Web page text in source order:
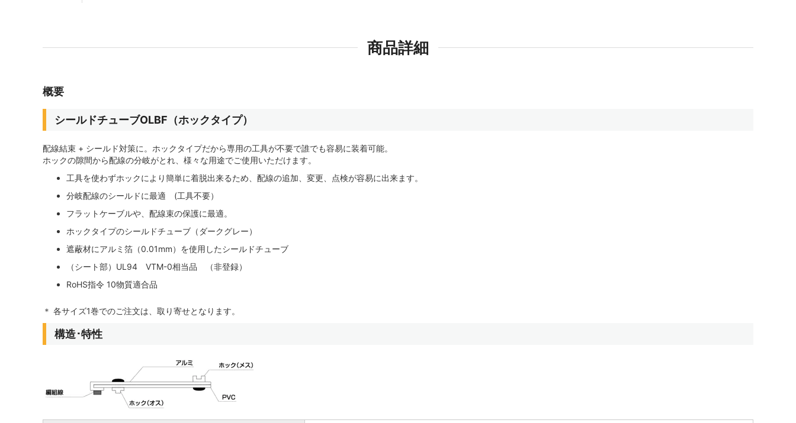
商品詳細
概要
シールドチューブOLBF（ホックタイプ）
配線結束 + シールド対策に。ホックタイプだから専用の工具が不要で誰でも容易に装着可能。
ホックの隙間から配線の分岐がとれ、様々な用途でご使用いただけます。
工具を使わずホックにより簡単に着脱出来るため、配線の追加、変更、点検が容易に出来ます。
分岐配線のシールドに最適 (工具不要）
フラットケーブルや、配線束の保護に最適。
ホックタイプのシールドチューブ（ダークグレー）
遮蔽材にアルミ箔（0.01mm）を使用したシールドチューブ
（シート部）UL94 VTM-0相当品 （非登録）
RoHS指令 10物質適合品
＊ 各サイズ1巻でのご注文は、取り寄せとなります。
構造･特性